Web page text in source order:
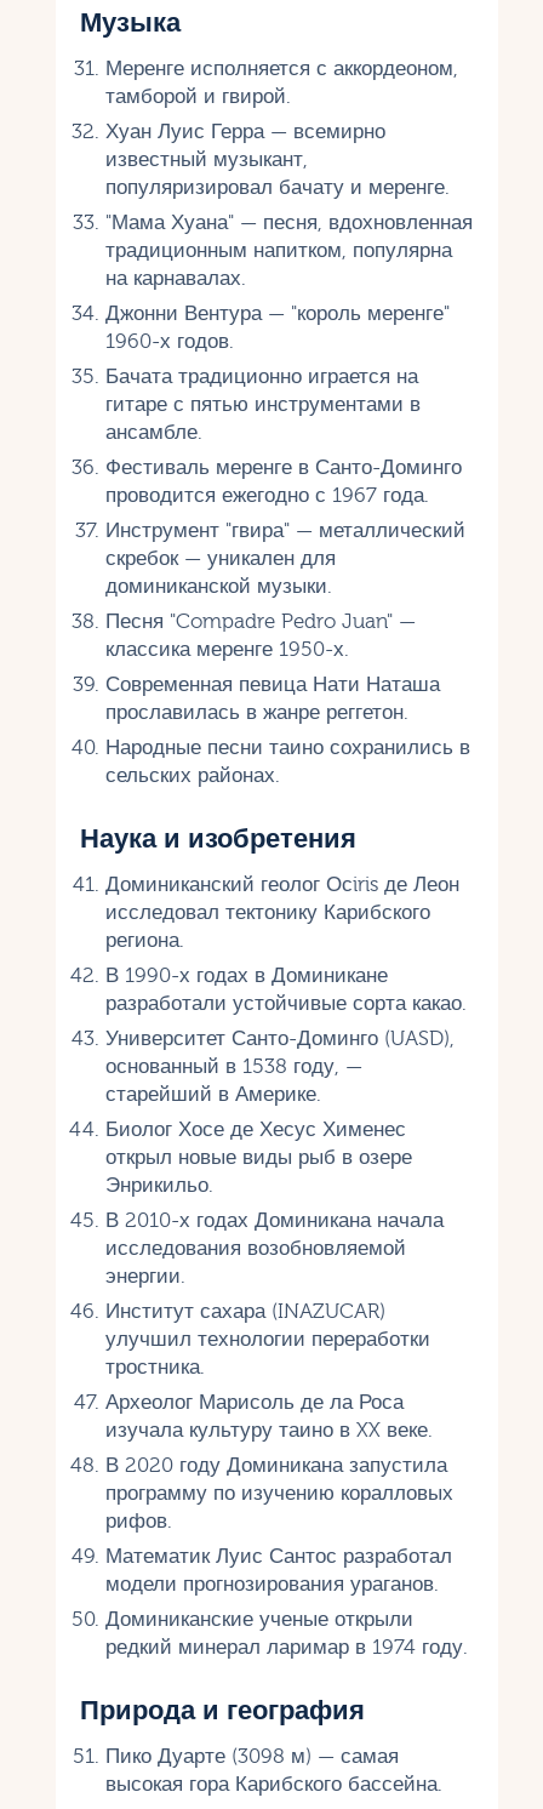
Музыка
Меренге исполняется с аккордеоном,
тамборой и гвирой.
Хуан Луис Герра — всемирно
известный музыкант,
популяризировал бачату и меренге.
"Мама Хуана" — песня, вдохновленная
традиционным напитком, популярна
на карнавалах.
Джонни Вентура — "король меренге"
1960-х годов.
Бачата традиционно играется на
гитаре с пятью инструментами в
ансамбле.
Фестиваль меренге в Санто-Доминго
проводится ежегодно с 1967 года.
Инструмент "гвира" — металлический
скребок — уникален для
доминиканской музыки.
Песня "Compadre Pedro Juan" —
классика меренге 1950-х.
Современная певица Нати Наташа
прославилась в жанре реггетон.
Народные песни таино сохранились в
сельских районах.
Наука и изобретения
Доминиканский геолог Осiris де Леон
исследовал тектонику Карибского
региона.
В 1990-х годах в Доминикане
разработали устойчивые сорта какао.
Университет Санто-Доминго (UASD),
основанный в 1538 году, —
старейший в Америке.
Биолог Хосе де Хесус Хименес
открыл новые виды рыб в озере
Энрикильо.
В 2010-х годах Доминикана начала
исследования возобновляемой
энергии.
Институт сахара (INAZUCAR)
улучшил технологии переработки
тростника.
Археолог Марисоль де ла Роса
изучала культуру таино в XX веке.
В 2020 году Доминикана запустила
программу по изучению коралловых
рифов.
Математик Луис Сантос разработал
модели прогнозирования ураганов.
Доминиканские ученые открыли
редкий минерал ларимар в 1974 году.
Природа и география
Пико Дуарте (3098 м) — самая
высокая гора Карибского бассейна.